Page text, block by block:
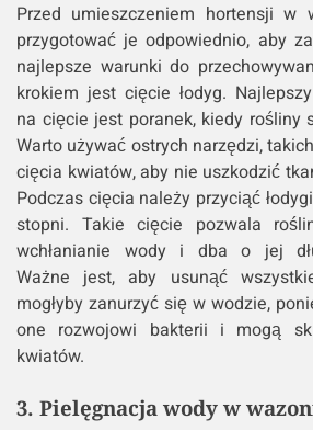
Przed umieszczeniem hortensji w
przygotować je odpowiednio, aby
najlepsze warunki do
krokiem jest cięcie łodyg.
na cięcie jest poranek, kiedy rośliny
Warto używać ostrych narzędzi,
cięcia kwiatów, aby nie uszkodzić
Podczas cięcia należy przyciąć
stopni. Takie cięcie pozwala
wchłanianie wody i dba o jej
Ważne jest, aby usunąć
mogłyby zanurzyć się w wodzie,
one rozwojowi bakterii i mogą
kwiatów.
3. Pielęgnacja wody w